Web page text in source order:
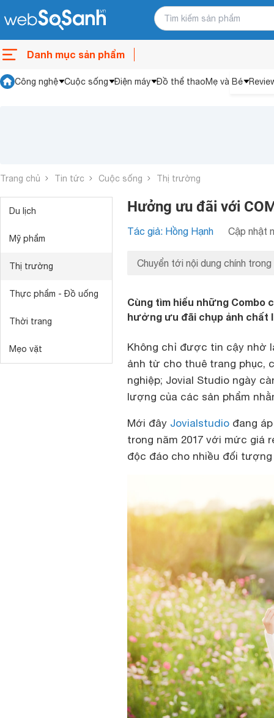
Danh mục sản phẩm
Công nghệ Cuộc sống Điện máy Đồ thể thaoMẹ và Bé
Trang chủ Tin tức Cuộc sống Thị trường
Du lịch
Mỹ phẩm
Thị trường
Thực phẩm - Đồ uống
Thời trang
Mẹo vặt
Hưởng ưu đãi với
Tác giả: Hồng Hạnh Cập nhật
Chuyển tới nội dung chính trong
Cùng tìm hiểu những Combo
hưởng ưu đãi chụp ảnh
Không chỉ được tin cậy nhờ
ảnh từ cho thuê trang phục,
nghiệp; Jovial Studio ngày
lượng của các sản phẩm
Mới đây Jovialstudio đang
trong năm 2017 với mức giá
độc đáo cho nhiều đối